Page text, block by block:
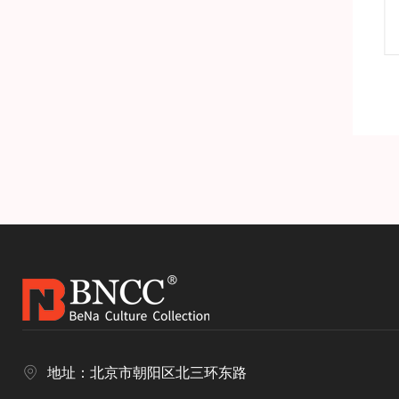
地址：北京市朝阳区北三环东路